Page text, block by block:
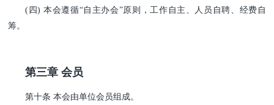
(四) 本会遵循“自主办会”原则，工作自主、人员自聘、经费自
筹。
第三章 会员
第十条 本会由单位会员组成。